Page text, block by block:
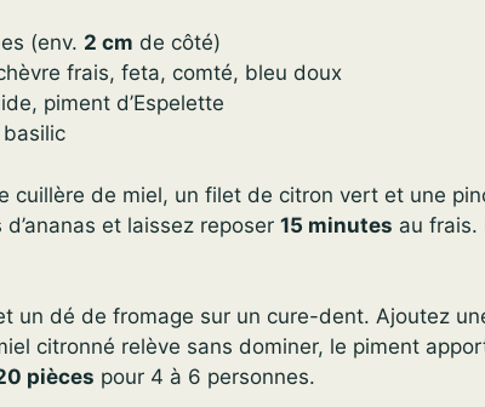
(env. 2 cm de côté)
frais, feta, comté, bleu doux
piment d’Espelette
cuillère de miel, un filet de citron vert et une
et laissez reposer 15 minutes au frais.
un dé de fromage sur un cure-dent. Ajoutez
citronné relève sans dominer, le piment
pièces pour 4 à 6 personnes.